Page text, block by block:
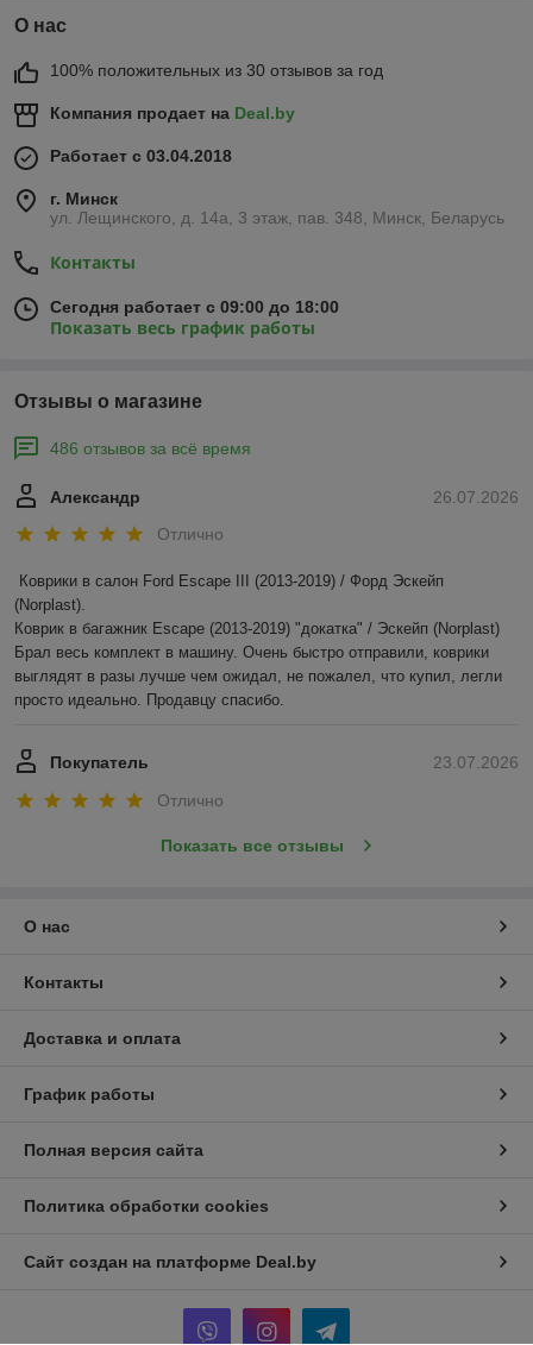
О нас
100% положительных из 30 отзывов за год
Компания продает на Deal.by
Работает с 03.04.2018
г. Минск
ул. Лещинского, д. 14а, 3 этаж, пав. 348, Минск, Беларусь
Контакты
Сегодня работает с 09:00 до 18:00
Показать весь график работы
Отзывы о магазине
486 отзывов за всё время
26.07.2026
Александр
Отлично
Коврики в салон Ford Escape III (2013-2019) / Форд Эскейп
(Norplast).
Коврик в багажник Escape (2013-2019) "докатка" / Эскейп (Norplast)
Брал весь комплект в машину. Очень быстро отправили, коврики
выглядят в разы лучше чем ожидал, не пожалел, что купил, легли
просто идеально. Продавцу спасибо.
23.07.2026
Покупатель
Отлично
Показать все отзывы
О нас
Контакты
Доставка и оплата
График работы
Полная версия сайта
Политика обработки cookies
Сайт создан на платформе Deal.by